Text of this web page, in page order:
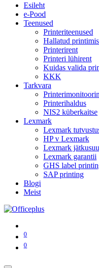
Esileht
e-Pood
Teenused
Printeriteenused
Hallatud
Printerirent
Printeri lühirent
Kuidas valida
KKK
Tarkvara
Printerihaldus
NIS2 küberkaitse
Lexmark
Lexmark
HP v Lexmark
Lexmark
Lexmark garantii
GHS label
SAP printing
Blogi
Meist
0
0